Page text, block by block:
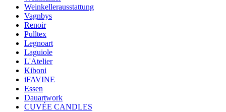
Status When Soldoutactive
Weinkellerausstattung
Vagnbys
Renoir
Pulltex
Legnoart
Laguiole
L'Atelier
Kiboni
iFAVINE
Essen
Dauartwork
CUVÉE CANDLES